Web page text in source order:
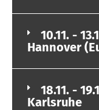
10.11. -
Hannover
18.11. -
Karlsruhe